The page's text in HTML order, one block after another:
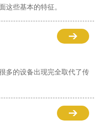
这些基本的特征。
多的设备出现完全取代了传